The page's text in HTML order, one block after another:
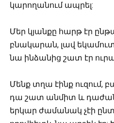
կարողանում ապրել:
Մեր կյանքը հարթ էր
բնակարան, լավ
նա ինձանից շատ էր
Մենք տղա էինք ուզում,
դա շատ անմիտ և դաժան
երկար ժամանակ չէի